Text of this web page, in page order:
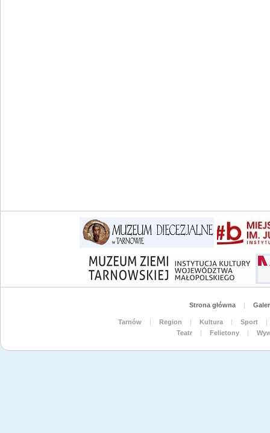
Strona główna |
Tarnów | Region | Kultura | Sport
|
Teatr
| Felietony |